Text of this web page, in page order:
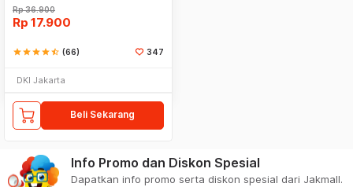
Rp36.900
Rp 17.900
starstarstarstarstar_half (66) 347
DKI Jakarta
Beli Sekarang
Info Promo dan Diskon Spesial
Dapatkan info promo serta diskon spesial dari Jakmall.